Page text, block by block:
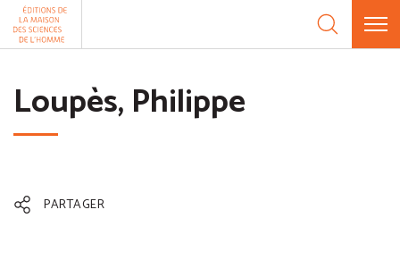
Aller au contenu
Loupès, Philippe
PARTAGER
Panneau de gestion des cookies